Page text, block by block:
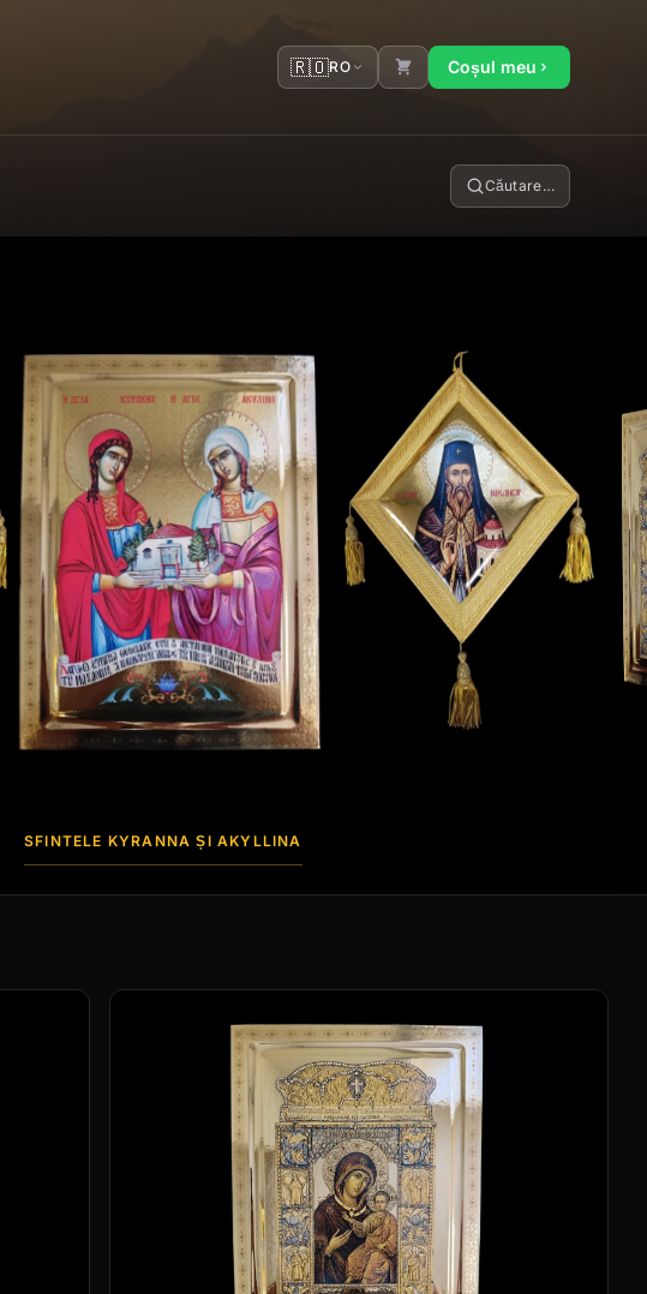
🇷🇴RO Coșul meu
Căutare…
SFINTELE KYRANNA ȘI AKYLLINA